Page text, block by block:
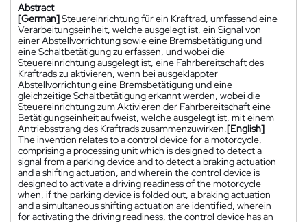
Abstract
[German]Steuereinrichtung für ein Kraftrad, umfassend eine
Verarbeitungseinheit, welche ausgelegt ist, ein Signal von
einer Abstellvorrichtung sowie eine Bremsbetätigung und
eine Schaltbetätigung zu erfassen, und wobei die
Steuereinrichtung ausgelegt ist, eine Fahrbereitschaft des
Kraftrads zu aktivieren, wenn bei ausgeklappter
Abstellvorrichtung eine Bremsbetätigung und eine
gleichzeitige Schaltbetätigung erkannt werden, wobei die
Steuereinrichtung zum Aktivieren der Fahrbereitschaft eine
Betätigungseinheit aufweist, welche ausgelegt ist, mit einem
Antriebsstrang des Kraftrads zusammenzuwirken.[English]
The invention relates to a control device for a motorcycle,
comprising a processing unit which is designed to detect a
signal from a parking device and to detect a braking actuation
and a shifting actuation, and wherein the control device is
designed to activate a driving readiness of the motorcycle
when, if the parking device is folded out, a braking actuation
and a simultaneous shifting actuation are identified, wherein
for activating the driving readiness, the control device has an